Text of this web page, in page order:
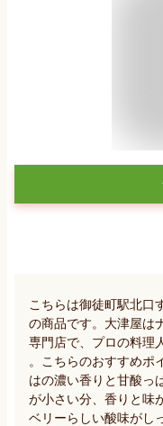
こちらは御徒町駅北口
の商品です。大津屋は
専門店で、プロの料理
。こちらのおすすめポ
はの濃い香りと甘酸っ
が小さい分、香りと味
ベリーらしい酸味がし